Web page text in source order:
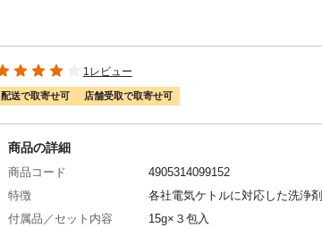
1レビュー
配送で取寄せ可 店舗受取で取寄せ可
商品の詳細
商品コード
4905314099152
特徴
各社電気ケトルに対応した洗浄剤
付属品／セット内容
15g×３包入